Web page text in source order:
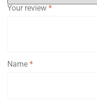
Your review *
Name *